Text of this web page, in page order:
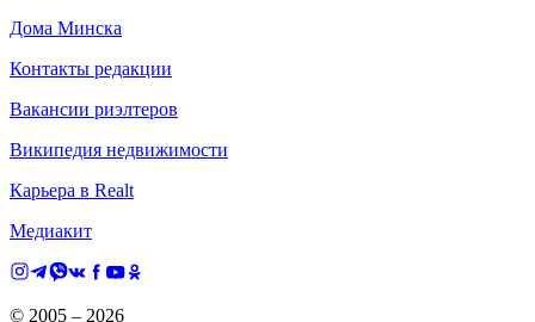
Дома Минска
Контакты редакции
Вакансии риэлтеров
Википедия недвижимости
Карьера в Realt
Медиакит
© 2005 – 2026